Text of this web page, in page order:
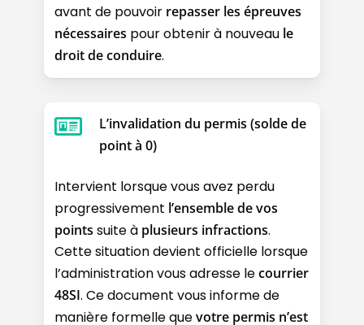
avant de pouvoir repasser les épreuves
nécessaires pour obtenir à nouveau le
droit de conduire.
L’invalidation du permis (solde de
point à 0)
Intervient lorsque vous avez perdu
progressivement l’ensemble de vos
points suite à plusieurs infractions.
Cette situation devient officielle lorsque
l’administration vous adresse lecourrier
48SI. Ce document vous informe de
manière formelle quevotre permis n’est